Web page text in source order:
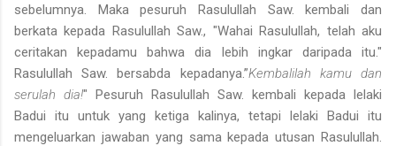
sebelumnya. Maka pesuruh Rasulullah Saw. kembali dan
berkata kepada Rasulullah Saw., "Wahai Rasulullah, telah aku
ceritakan kepadamu bahwa dia lebih ingkar daripada itu."
Rasulullah Saw. bersabda kepadanya.”Kembalilah kamu dan
serulah dia!" Pesuruh Rasulullah Saw. kembali kepada lelaki
Badui itu untuk yang ketiga kalinya, tetapi lelaki Badui itu
mengeluarkan jawaban yang sama kepada utusan Rasulullah.